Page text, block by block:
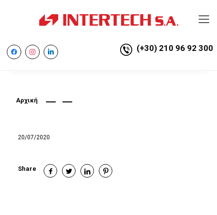
facebookinstagramlinkedin (+30) 210 96 92 300
Αρχική
20/07/2020
Share